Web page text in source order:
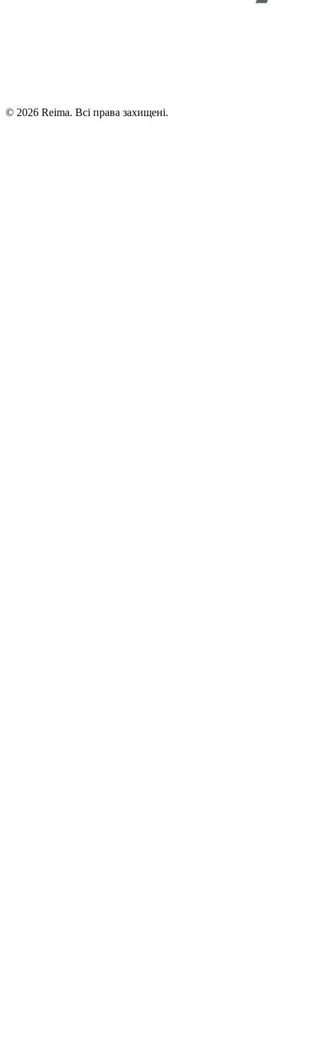
© 2026 Reima. Всі права захищені.